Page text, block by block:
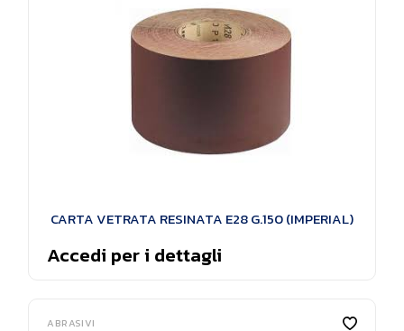
CARTA VETRATA RESINATA E28 G.150 (IMPERIAL)
Accedi per i dettagli
ABRASIVI